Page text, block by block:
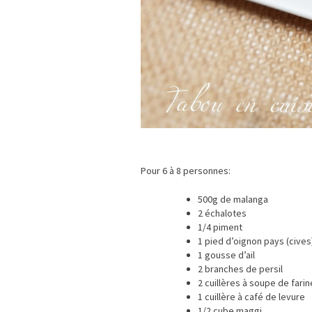
Pour 6 à 8 personnes:
500g de malanga
2 échalotes
1/4 piment
1 pied d’oignon pays
1 gousse d’ail
2 branches de persil
2 cuillères à soupe de
1 cuillère à café de levure